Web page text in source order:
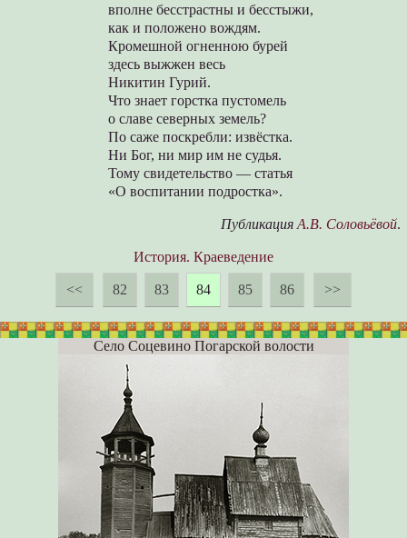
вполне бесстрастны и бесстыжи,
как и положено вождям.
Кромешной огненною бурей
здесь выжжен весь
Никитин Гурий.
Что знает горстка пустомель
о славе северных земель?
По саже поскребли: извёстка.
Ни Бог, ни мир им не судья.
Тому свидетельство — статья
«О воспитании подростка».
Публикация А.В. Соловьёвой.
История. Краеведение
<< 82 83 84 85 86 >>
Село Соцевино Погарской волости